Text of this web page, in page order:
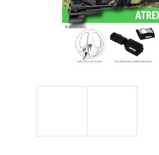
Doporučujeme
Původně:22 490 Kč